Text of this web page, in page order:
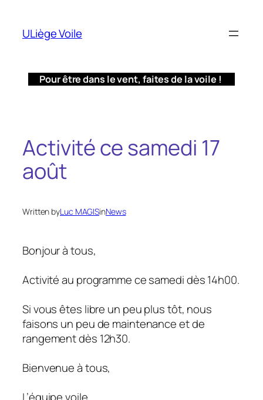
contenu
ULiège Voile
Pour être dans le vent, faites de la voile !
Activité ce samedi 17
août
Written byLuc MAGISinNews
Bonjour à tous,
Activité au programme ce samedi dès 14h00.
Si vous êtes libre un peu plus tôt, nous
faisons un peu de maintenance et de
rangement dès 12h30.
Bienvenue à tous,